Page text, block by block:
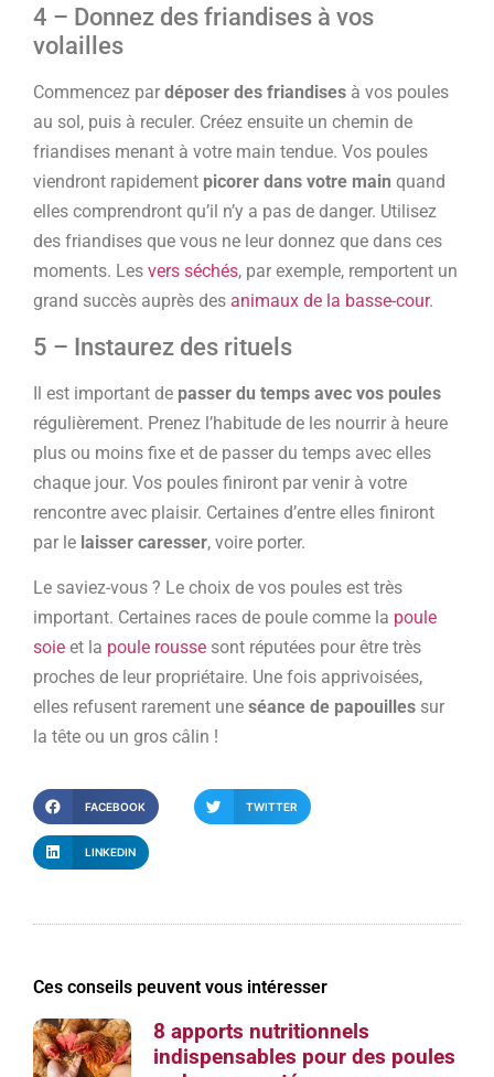
4 – Donnez des friandises à vos
volailles
Commencez par déposer des friandises à vos poules
au sol, puis à reculer. Créez ensuite un chemin de
friandises menant à votre main tendue. Vos poules
viendront rapidement picorer dans votre main quand
elles comprendront qu’il n’y a pas de danger. Utilisez
des friandises que vous ne leur donnez que dans ces
moments. Les vers séchés, par exemple, remportent un
grand succès auprès des animaux de la basse-cour.
5 – Instaurez des rituels
Il est important de passer du temps avec vos poules
régulièrement. Prenez l’habitude de les nourrir à heure
plus ou moins fixe et de passer du temps avec elles
chaque jour. Vos poules finiront par venir à votre
rencontre avec plaisir. Certaines d’entre elles finiront
par le laisser caresser, voire porter.
Le saviez-vous ? Le choix de vos poules est très
important. Certaines races de poule comme la poule
soie et la poule rousse sont réputées pour être très
proches de leur propriétaire. Une fois apprivoisées,
elles refusent rarement une séance de papouilles sur
la tête ou un gros câlin !
FACEBOOK TWITTER
LINKEDIN
Ces conseils peuvent vous intéresser
8 apports nutritionnels
indispensables pour des poules